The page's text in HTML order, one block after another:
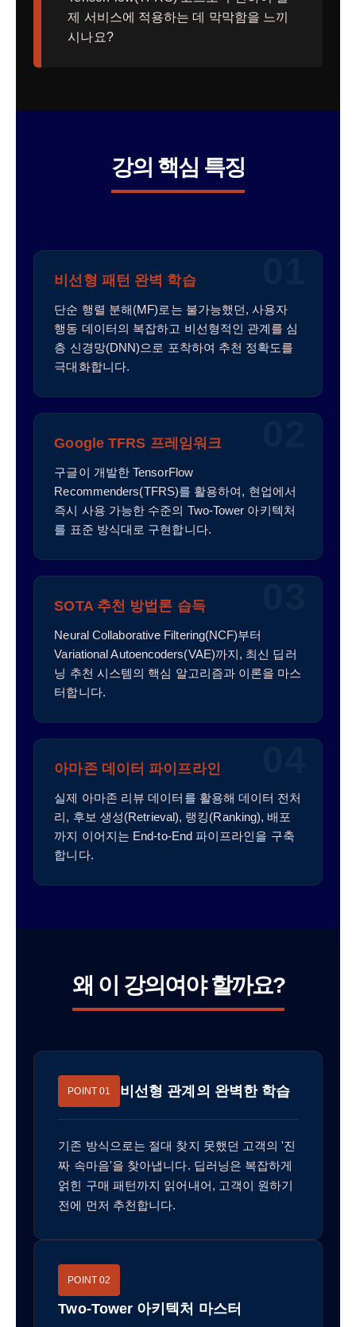
제 서비스에 적용하는 데 막막함을 느끼
시나요?
강의 핵심 특징
비선형 패턴 완벽 학습
단순 행렬 분해(MF)로는 불가능했던, 사용자
행동 데이터의 복잡하고 비선형적인 관계를 심
층 신경망(DNN)으로 포착하여 추천 정확도를
극대화합니다.
Google TFRS 프레임워크
구글이 개발한 TensorFlow
Recommenders(TFRS)를 활용하여, 현업에서
즉시 사용 가능한 수준의 Two-Tower 아키텍처
를 표준 방식대로 구현합니다.
SOTA 추천 방법론 습득
Neural Collaborative Filtering(NCF)부터
Variational Autoencoders(VAE)까지, 최신 딥러
닝 추천 시스템의 핵심 알고리즘과 이론을 마스
터합니다.
아마존 데이터 파이프라인
실제 아마존 리뷰 데이터를 활용해 데이터 전처
리, 후보 생성(Retrieval), 랭킹(Ranking), 배포
까지 이어지는 End-to-End 파이프라인을 구축
합니다.
왜 이 강의여야 할까요?
POINT 01 비선형 관계의 완벽한 학습
기존 방식으로는 절대 찾지 못했던 고객의 '진
짜 속마음'을 찾아냅니다. 딥러닝은 복잡하게
얽힌 구매 패턴까지 읽어내어, 고객이 원하기
전에 먼저 추천합니다.
POINT 02
Two-Tower 아키텍처 마스터